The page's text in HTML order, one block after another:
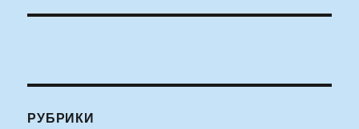
РУБРИКИ